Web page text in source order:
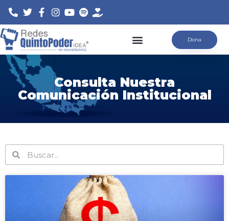
Saltar
al
contenido
Dona
Consulta Nuestra
Comunicación Institucional